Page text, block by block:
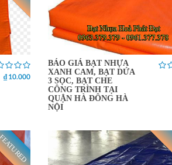
₫ 10.000
BÁO GIÁ BẠT NHỰA
XANH CAM, BẠT DỨA
3 SỌC, BẠT CHE
CÔNG TRÌNH TẠI
QUẬN HÀ ĐÔNG HÀ
NỘI